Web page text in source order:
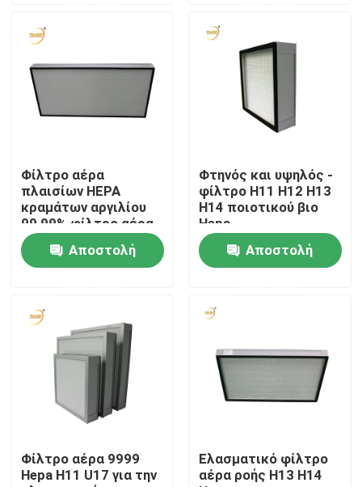
Προϊόντα
Βίντεο
Σχετικά με εμάς
Γύρος εργοστασίων
Ζητήστε ένα απόσπασμα
Βαθύ φίλτρο πτυχών HEPA
Προ φίλτρο αέρα
Μονάδα FFU
Φίλτρο αέρα
πλαισίων HEPA
κραμάτων αργιλίου
99,99% φίλτρο αέρα
ULPA
Αποστολή
Φτηνός και υψηλός -
φίλτρο H11 H12 H13
H14 ποιοτικού βιο
Hepa
Αποστολή
Φίλτρο αέρα 9999
Hepa H11 U17 για την
Ελασματικό φίλτρο
αέρα ροής H13 H14